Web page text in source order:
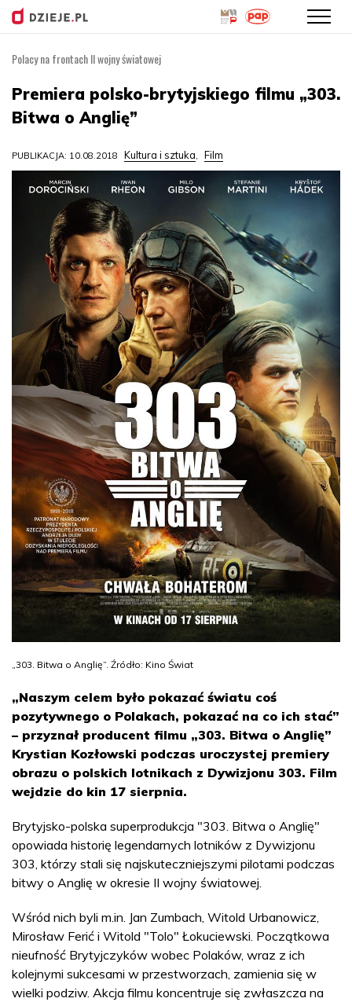
treści
Polacy na frontach II wojny światowej
Premiera polsko-brytyjskiego filmu „303.
Bitwa o Anglię”
PUBLIKACJA: 10.08.2018 Kultura i sztuka, Film
„303. Bitwa o Anglię”. Źródło: Kino Świat
„Naszym celem było pokazać światu coś
pozytywnego o Polakach, pokazać na co ich stać”
– przyznał producent filmu „303. Bitwa o Anglię”
Krystian Kozłowski podczas uroczystej premiery
obrazu o polskich lotnikach z Dywizjonu 303. Film
wejdzie do kin 17 sierpnia.
Brytyjsko-polska superprodukcja "303. Bitwa o Anglię"
opowiada historię legendarnych lotników z Dywizjonu
303, którzy stali się najskuteczniejszymi pilotami podczas
bitwy o Anglię w okresie II wojny światowej.
Wśród nich byli m.in. Jan Zumbach, Witold Urbanowicz,
Mirosław Ferić i Witold "Tolo" Łokuciewski. Początkowa
nieufność Brytyjczyków wobec Polaków, wraz z ich
kolejnymi sukcesami w przestworzach, zamienia się w
wielki podziw. Akcja filmu koncentruje się zwłaszcza na